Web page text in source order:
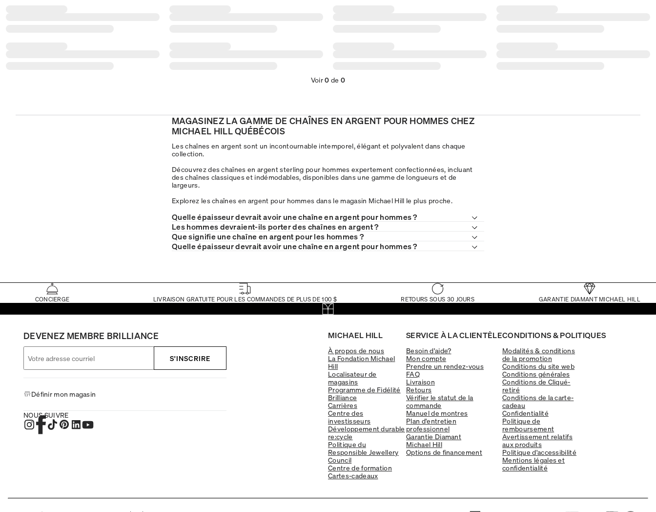
Voir0 de 0
MAGASINEZ LA GAMME DE CHAÎNES EN ARGENT POUR HOMMES CHEZ
MICHAEL HILL QUÉBÉCOIS
Les chaînes en argent sont un incontournable intemporel, élégant et polyvalent dans chaque
collection.
Découvrez des chaînes en argent sterling pour hommes expertement confectionnées, incluant
des chaînes classiques et indémodables, disponibles dans une gamme de longueurs et de
largeurs.
Explorez les chaînes en argent pour hommes dans le magasin Michael Hill le plus proche.
Quelle épaisseur devrait avoir une chaîne en argent pour hommes ?
Les hommes devraient-ils porter des chaînes en argent ?
Que signifie une chaîne en argent pour les hommes ?
Quelle épaisseur devrait avoir une chaîne en argent pour hommes ?
CONCIERGE LIVRAISON GRATUITE POUR LES COMMANDES DE PLUS DE 100 $ RETOURS SOUS 30 JOURS GARANTIE DIAMANT MICHAEL HILL
MICHAEL HILL
À propos de nous
La Fondation Michael
Hill
Localisateur de
magasins
Programme de Fidélité
Brilliance
Carrières
Centre des
investisseurs
Développement durable
re:cycle
Politique du
Responsible Jewellery
Council
Centre de formation
Cartes-cadeaux
SERVICE À LA CLIENTÈLE
Besoin d'aide?
Mon compte
Prendre un rendez-vous
FAQ
Livraison
Retours
Vérifier le statut de la
commande
Manuel de montres
Plan d'entretien
professionnel
Garantie Diamant
Michael Hill
Options de financement
CONDITIONS & POLITIQUES
Modalités & conditions
de la promotion
Conditions du site web
Conditions générales
Conditions de Cliqué-
retiré
Conditions de la carte-
cadeau
Confidentialité
Politique de
remboursement
Avertissement relatifs
aux produits
Politique d'accessibilité
Mentions légales et
confidentialité
DEVENEZ MEMBRE BRILLIANCE
S'INSCRIRE
Définir mon magasin
NOUS SUIVRE